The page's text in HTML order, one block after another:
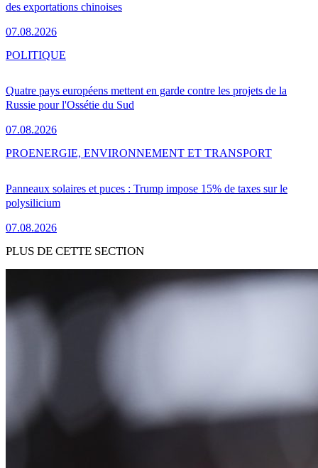
des exportations chinoises
07.08.2026
Quatre pays européens mettent en garde contre les projets de la
Russie pour l'Ossétie du Sud
07.08.2026
POLITIQUE
Panneaux solaires et puces : Trump impose 15% de taxes sur le
polysilicium
07.08.2026
PROENERGIE, ENVIRONNEMENT ET TRANSPORT
PLUS DE CETTE SECTION